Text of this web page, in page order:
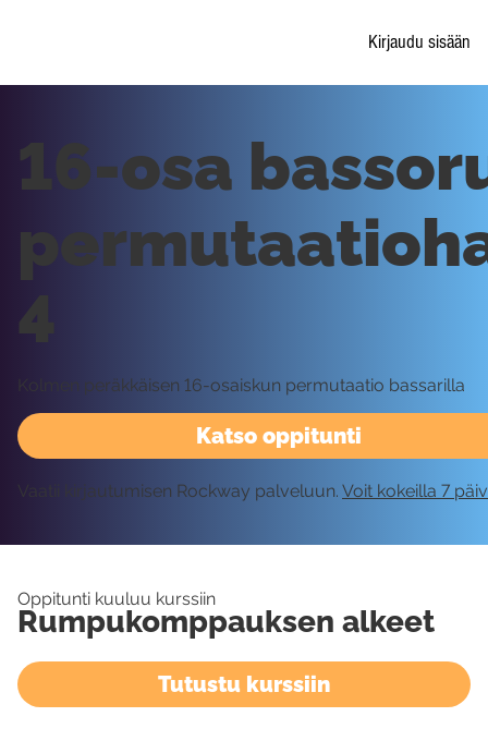
Kirjaudu sisään
Katso oppitunti
16-osa
4
Kolmen peräkkäisen 16-osaiskun permutaatio bassarilla
Vaatii kirjautumisen Rockway palveluun. Voit kokeilla 7
Oppitunti kuuluu kurssiin
Rumpukomppauksen alkeet
Tutustu kurssiin